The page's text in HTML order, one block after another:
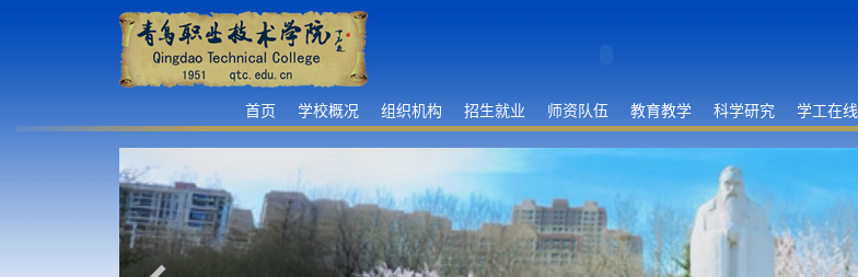
首页 学校概况 组织机构 招生就业 师资队伍 教育教学 科学研究 学工在线